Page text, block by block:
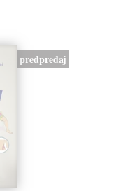
predpredaj